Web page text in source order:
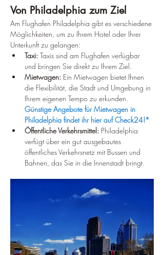
Von Philadelphia zum Ziel
Am Flughafen Philadelphia gibt es verschiedene
Möglichkeiten, um zu Ihrem Hotel oder Ihrer
Unterkunft zu gelangen:
Taxi: Taxis sind am Flughafen verfügbar
und bringen Sie direkt zu Ihrem Ziel.
Mietwagen: Ein Mietwagen bietet Ihnen
die Flexibilität, die Stadt und Umgebung in
Ihrem eigenen Tempo zu erkunden.
Günstige Angebote für Mietwagen in
Philadelphia findet ihr hier auf Check24!*
Öffentliche Verkehrsmittel: Philadelphia
verfügt über ein gut ausgebautes
öffentliches Verkehrsnetz mit Bussen und
Bahnen, das Sie in die Innenstadt bringt.